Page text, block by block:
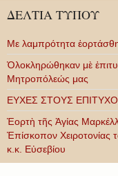
ΔΕΛΤΙΑ ΤΥΠΟΥ
Με λαμπρότητα
Ὁλοκληρώθηκαν μὲ
Μητροπόλεώς μας
ΕΥΧΕΣ ΣΤΟΥΣ
Ἑορτὴ τῆς Ἁγίας
Ἐπίσκοπον Χειροτονίας
κ.κ. Εὐσεβίου